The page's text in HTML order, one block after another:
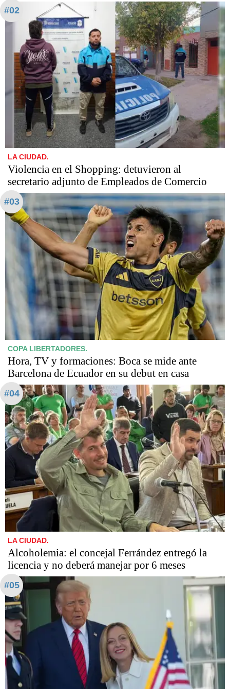
#02
LA CIUDAD.
Violencia en el Shopping: detuvieron al
secretario adjunto de Empleados de Comercio
#03
COPA LIBERTADORES.
Hora, TV y formaciones: Boca se mide ante
Barcelona de Ecuador en su debut en casa
#04
LA CIUDAD.
Alcoholemia: el concejal Ferrández entregó la
licencia y no deberá manejar por 6 meses
#05